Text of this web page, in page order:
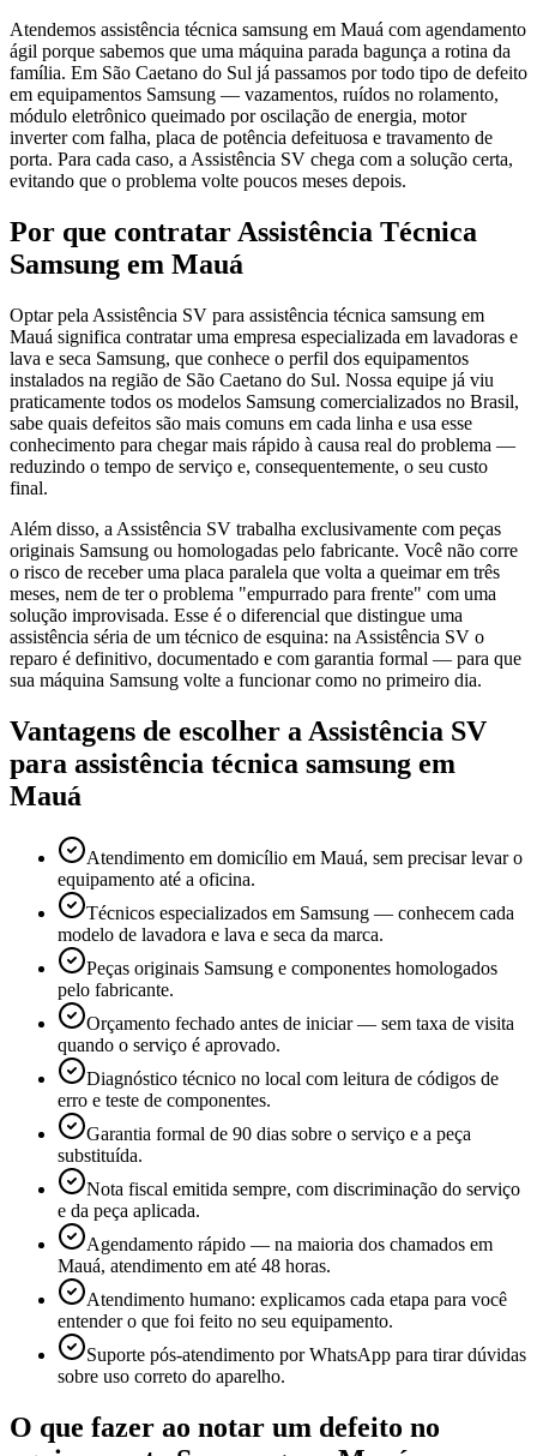
Atendemos assistência técnica samsung em Mauá com agendamento
ágil porque sabemos que uma máquina parada bagunça a rotina da
família. Em São Caetano do Sul já passamos por todo tipo de defeito
em equipamentos Samsung — vazamentos, ruídos no rolamento,
módulo eletrônico queimado por oscilação de energia, motor
inverter com falha, placa de potência defeituosa e travamento de
porta. Para cada caso, a Assistência SV chega com a solução certa,
evitando que o problema volte poucos meses depois.
Por que contratar Assistência Técnica
Samsung em Mauá
Optar pela Assistência SV para assistência técnica samsung em
Mauá significa contratar uma empresa especializada em lavadoras e
lava e seca Samsung, que conhece o perfil dos equipamentos
instalados na região de São Caetano do Sul. Nossa equipe já viu
praticamente todos os modelos Samsung comercializados no Brasil,
sabe quais defeitos são mais comuns em cada linha e usa esse
conhecimento para chegar mais rápido à causa real do problema —
reduzindo o tempo de serviço e, consequentemente, o seu custo
final.
Além disso, a Assistência SV trabalha exclusivamente com peças
originais Samsung ou homologadas pelo fabricante. Você não corre
o risco de receber uma placa paralela que volta a queimar em três
meses, nem de ter o problema "empurrado para frente" com uma
solução improvisada. Esse é o diferencial que distingue uma
assistência séria de um técnico de esquina: na Assistência SV o
reparo é definitivo, documentado e com garantia formal — para que
sua máquina Samsung volte a funcionar como no primeiro dia.
Vantagens de escolher a Assistência SV
para assistência técnica samsung em
Mauá
Atendimento em domicílio em Mauá, sem precisar levar o
equipamento até a oficina.
Técnicos especializados em Samsung — conhecem cada
modelo de lavadora e lava e seca da marca.
Peças originais Samsung e componentes homologados
pelo fabricante.
Orçamento fechado antes de iniciar — sem taxa de visita
quando o serviço é aprovado.
Diagnóstico técnico no local com leitura de códigos de
erro e teste de componentes.
Garantia formal de 90 dias sobre o serviço e a peça
substituída.
Nota fiscal emitida sempre, com discriminação do serviço
e da peça aplicada.
Agendamento rápido — na maioria dos chamados em
Mauá, atendimento em até 48 horas.
Atendimento humano: explicamos cada etapa para você
entender o que foi feito no seu equipamento.
Suporte pós-atendimento por WhatsApp para tirar dúvidas
sobre uso correto do aparelho.
O que fazer ao notar um defeito no